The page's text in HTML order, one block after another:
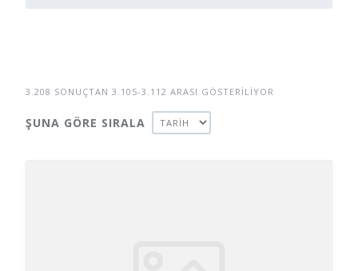
3.208 SONUÇTAN 3.105-3.112 ARASI GÖSTERILIYOR
ŞUNA GÖRE SIRALA